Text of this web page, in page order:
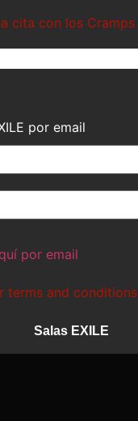
por email
terms and conditions
Salas EXILE